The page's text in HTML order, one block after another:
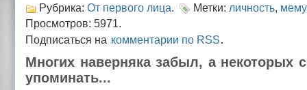
Рубрика: От первого лица. Метки: личность,
Просмотров: 5971.
Подписаться на комментарии по RSS.
Многих наверняка забыл, а некоторых
упоминать...